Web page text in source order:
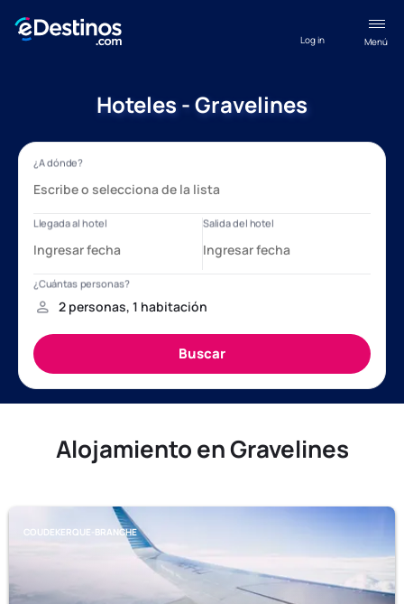
Menú
Log in
Hoteles - Gravelines
Alojamiento en Gravelines
COUDEKERQUE-BRANCHE